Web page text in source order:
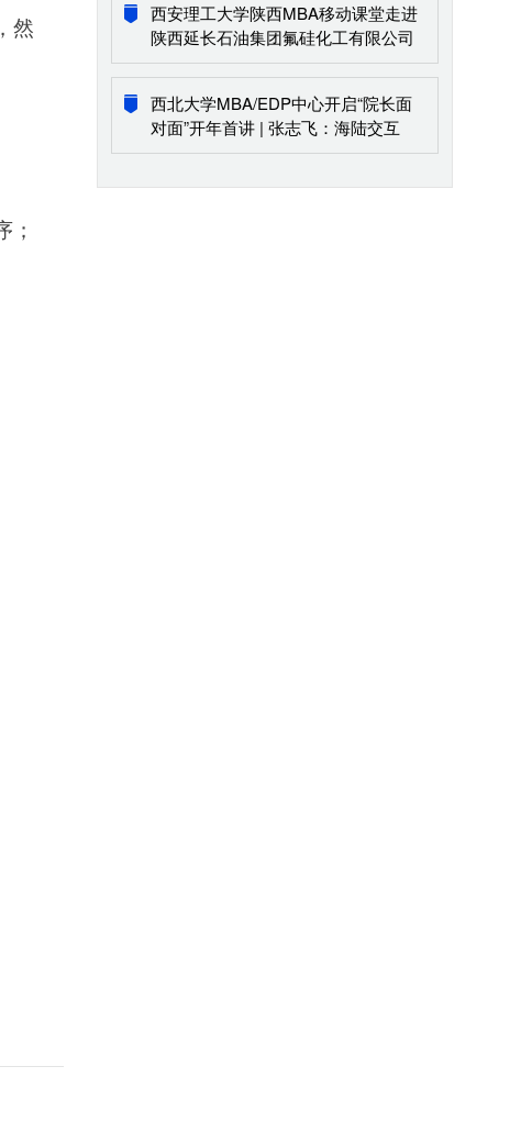
然
；
西安理工大学陕西MBA移动课堂走进
陕西延长石油集团氟硅化工有限公司
西北大学MBA/EDP中心开启“院长面
对面”开年首讲 | 张志飞：海陆交互
——地球生态系统演化